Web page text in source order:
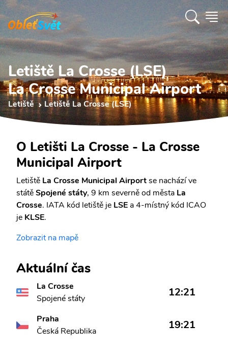
Letiště La Crosse (LSE)
La Crosse Municipal Airport
Letiště Letiště La Crosse (LSE)
O Letišti La Crosse - La Crosse
Municipal Airport
Letiště La Crosse Municipal Airportse nachází ve
státěSpojené státy, 9 km severně od města La
Crosse. IATA kód letiště je LSE a 4-místný kód ICAO
je KLSE.
Zobrazit na mapě
Aktuální čas
La Crosse
Spojené státy
12:21
Praha
Česká Republika
19:21